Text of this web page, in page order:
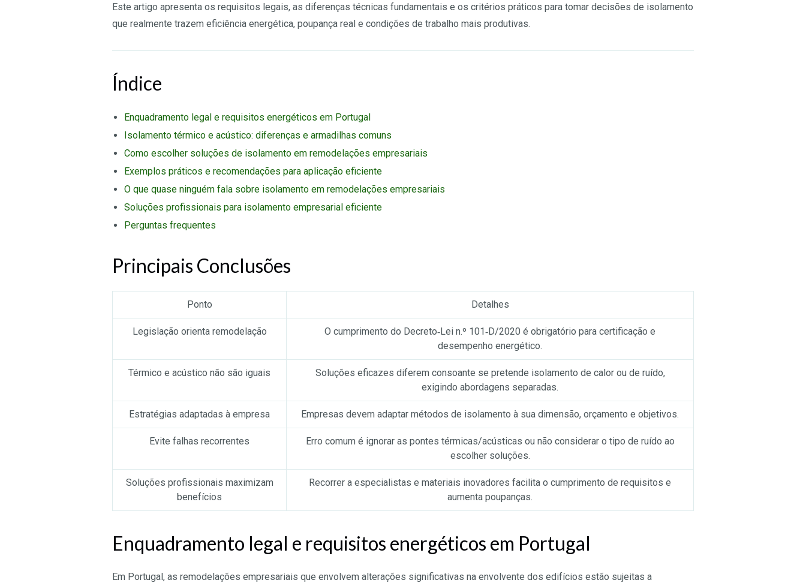
Este artigo apresenta os requisitos legais, as diferenças técnicas fundamentais e os critérios práticos para tomar decisões de isolamento
que realmente trazem eficiência energética, poupança real e condições de trabalho mais produtivas.
Índice
Enquadramento legal e requisitos energéticos em Portugal
Isolamento térmico e acústico: diferenças e armadilhas comuns
Como escolher soluções de isolamento em remodelações empresariais
Exemplos práticos e recomendações para aplicação eficiente
O que quase ninguém fala sobre isolamento em remodelações empresariais
Soluções profissionais para isolamento empresarial eficiente
Perguntas frequentes
Principais Conclusões
Ponto Detalhes
Legislação orienta remodelação
O cumprimento do Decreto‑Lei n.º 101‑D/2020 é obrigatório para certificação e
desempenho energético.
Térmico e acústico não são iguais
Soluções eficazes diferem consoante se pretende isolamento de calor ou de ruído,
exigindo abordagens separadas.
Estratégias adaptadas à empresa Empresas devem adaptar métodos de isolamento à sua dimensão, orçamento e objetivos.
Evite falhas recorrentes
Erro comum é ignorar as pontes térmicas/acústicas ou não considerar o tipo de ruído ao
escolher soluções.
Soluções profissionais maximizam
benefícios
Recorrer a especialistas e materiais inovadores facilita o cumprimento de requisitos e
aumenta poupanças.
Enquadramento legal e requisitos energéticos em Portugal
Em Portugal, as remodelações empresariais que envolvem alterações significativas na envolvente dos edifícios estão sujeitas a